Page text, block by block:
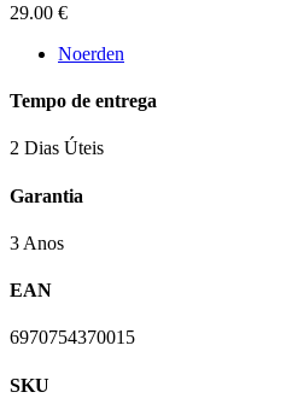
29.00 €
Noerden
Tempo de entrega
2 Dias Úteis
Garantia
3 Anos
EAN
6970754370015
SKU